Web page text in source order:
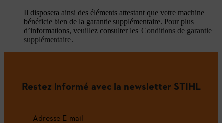
Il disposera ainsi des éléments attestant que votre machine
bénéficie bien de la garantie supplémentaire. Pour plus
d’informations, veuillez consulter les Conditions de garantie
supplémentaire.
Restez informé avec la newsletter STIHL
Adresse E-mail